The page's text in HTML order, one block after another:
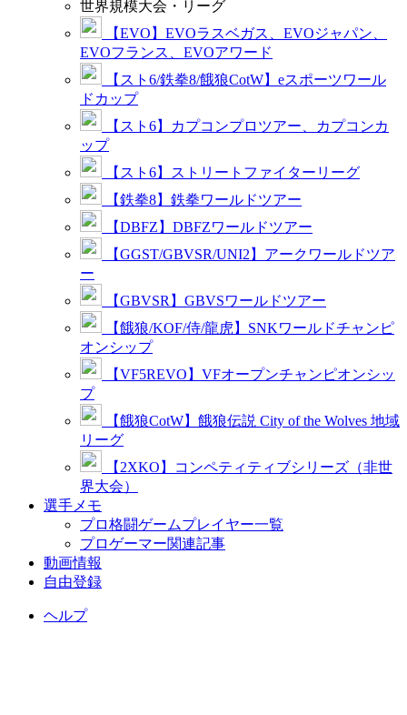
世界規模大会・リーグ
【EVO】EVOラスベガス、EVOジャパン、
EVOフランス、EVOアワード
【スト6/鉄拳8/餓狼CotW】eスポーツワール
ドカップ
【スト6】カプコンプロツアー、カプコンカ
ップ
【スト6】ストリートファイターリーグ
【鉄拳8】鉄拳ワールドツアー
【DBFZ】DBFZワールドツアー
【GGST/GBVSR/UNI2】アークワールドツア
ー
【GBVSR】GBVSワールドツアー
【餓狼/KOF/侍/龍虎】SNKワールドチャンピ
オンシップ
【VF5REVO】VFオープンチャンピオンシッ
プ
【餓狼CotW】餓狼伝説 City of the Wolves 地域
リーグ
【2XKO】コンペティティブシリーズ（非世
界大会）
選手メモ
プロ格闘ゲームプレイヤー一覧
プロゲーマー関連記事
動画情報
自由登録
ヘルプ